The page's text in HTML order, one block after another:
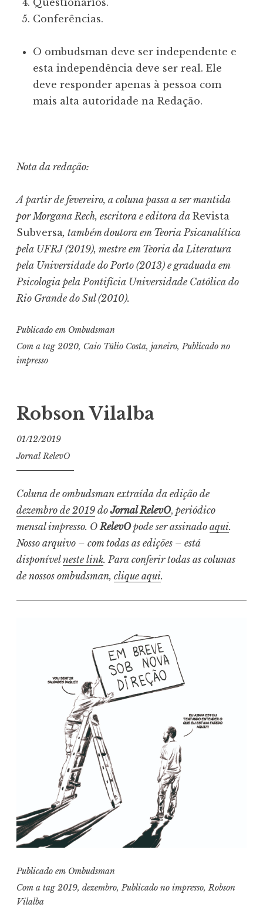
Conferências.
O ombudsman deve ser independente e
esta independência deve ser real. Ele
deve responder apenas à pessoa com
mais alta autoridade na Redação.
Nota da redação:
A partir de fevereiro, a coluna passa a ser mantida
por Morgana Rech, escritora e editora da Revista
Subversa, também doutora em Teoria Psicanalítica
pela UFRJ (2019), mestre em Teoria da Literatura
pela Universidade do Porto (2013) e graduada em
Psicologia pela Pontifícia Universidade Católica do
Rio Grande do Sul (2010).
Publicado em Ombudsman
Com a tag2020, Caio Túlio Costa, janeiro, Publicado no
impresso
Robson Vilalba
01/12/2019
Jornal RelevO
Coluna de ombudsman extraída da edição de
dezembro de 2019 do Jornal RelevO, periódico
mensal impresso. O RelevOpode ser assinado aqui.
Nosso arquivo – com todas as edições – está
disponívelneste link. Para conferir todas as colunas
de nossos ombudsman, clique aqui.
Publicado em Ombudsman
Com a tag2019, dezembro, Publicado no impresso, Robson
Vilalba